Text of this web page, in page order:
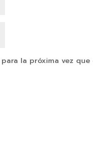
la próxima vez que